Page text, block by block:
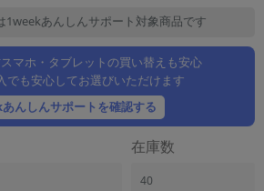
1weekあんしんサポート対象商品です
マホ・タブレットの買い替えも安心
でも安心してお選びいただけます
んしんサポートを確認する
在庫数
40
など
込み。
ど